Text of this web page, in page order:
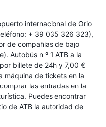
internacional de Orio
+ 39 035 326 323),
de compañías de bajo
Autobús n º 1 ATB a la
billete de 24h y 7,00 €
máquina de tickets en la
las entradas en la
Puedes encontrar
de ATB la autoridad de